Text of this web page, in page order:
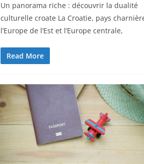
Un panorama riche : découvrir la dualité
culturelle croate La Croatie, pays
l’Europe de l’Est et l’Europe centrale,
Read More